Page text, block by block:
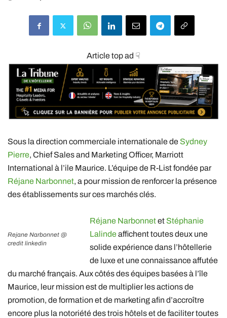
Article top ad ☟
Sous la direction commerciale internationale de Sydney
Pierre, Chief Sales and Marketing Officer, Marriott
International à l’ile Maurice. L’équipe de R-List fondée par
Réjane Narbonnet, a pour mission de renforcer la présence
des établissements sur ces marchés clés.
Rejane Narbonnet @
credit linkedin
Réjane Narbonnetet Stéphanie
Lalindeaffichent toutes deux une
solide expérience dans l’hôtellerie
de luxe et une connaissance affutée
du marché français. Aux côtés des équipes basées à l’île
Maurice, leur mission est de multiplier les actions de
promotion, de formation et de marketing afin d’accroître
encore plus la notoriété des trois hôtels et de faciliter toutes